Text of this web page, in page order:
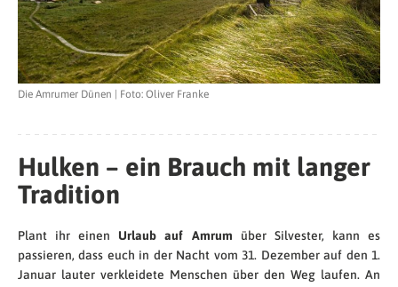
Die Amrumer Dünen | Foto: Oliver Franke
Hulken – ein Brauch mit langer
Tradition
Plant ihr einen Urlaub auf Amrum über Silvester, kann es
passieren, dass euch in der Nacht vom 31. Dezember auf den 1.
Januar lauter verkleidete Menschen über den Weg laufen. An